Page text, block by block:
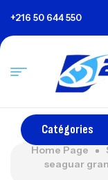
+216 50 644 550
Catégories
Home Page
seaguar